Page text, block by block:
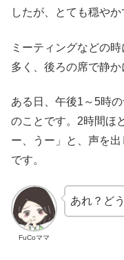
したが、とても穏や
ミーティングなどの
多く、後ろの席で静か
ある日、午後1～5時
のことです。2時間ほ
ー、うー」と、声を
です。
FuCoママ
あれ？ど